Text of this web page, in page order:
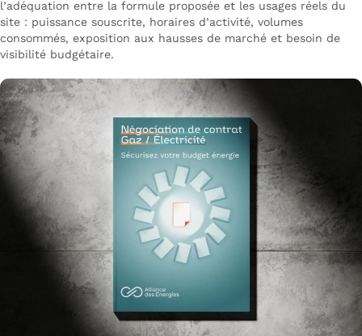
l’adéquation entre la formule proposée et les usages réels du
site : puissance souscrite, horaires d’activité, volumes
consommés, exposition aux hausses de marché et besoin de
visibilité budgétaire.